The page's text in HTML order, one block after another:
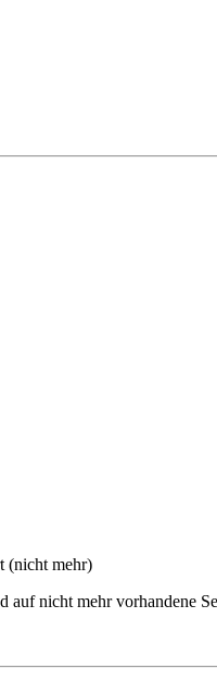
(nicht mehr)
auf nicht mehr vorhandene